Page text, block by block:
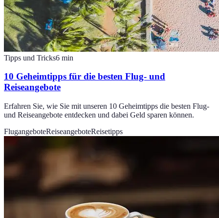
Tipps und Tricks6 min
10 Geheimtipps für die besten Flug- und
Reiseangebote
Erfahren Sie, wie Sie mit unseren 10 Geheimtipps die besten Flug-
und Reiseangebote entdecken und dabei Geld sparen können.
FlugangeboteReiseangeboteReisetipps